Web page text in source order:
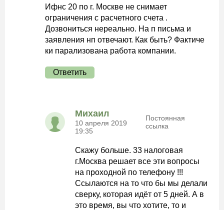
Ифнс 20 по г. Москве не снимает
ограничения с расчетного счета .
Дозвониться нереально. На п письма и
заявления нп отвечают. Как быть? Фактиче
ки парализована работа компании.
Ответить
Михаил
10 апреля 2019
19:35
Постоянная
ссылка
Скажу больше. 33 налоговая
г.Москва решает все эти вопросы
на проходной по телефону !!!
Ссылаются на то что бы мы делали
сверку, которая идёт от 5 дней. А в
это время, вы что хотите, то и